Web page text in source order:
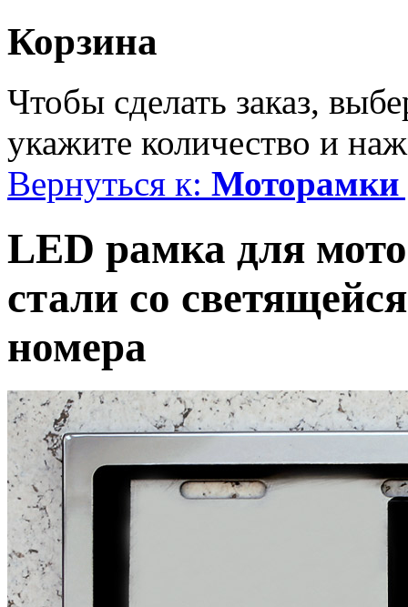
Корзина
Чтобы сделать заказ,
укажите количество и
Вернуться к: Моторамки
LED рамка для
стали со
номера